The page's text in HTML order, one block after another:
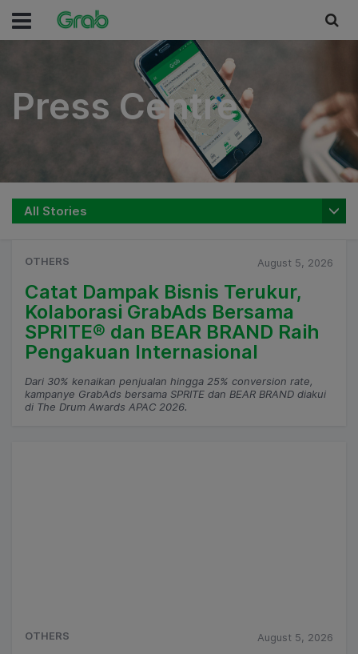
Press Centre
Press Centre
All Stories
OTHERS August 5, 2026
Catat Dampak Bisnis Terukur,
Kolaborasi GrabAds Bersama
SPRITE® dan BEAR BRAND Raih
Pengakuan Internasional
Dari 30% kenaikan penjualan hingga 25% conversion rate,
kampanye GrabAds bersama SPRITE dan BEAR BRAND diakui
di The Drum Awards APAC 2026.
OTHERS August 5, 2026